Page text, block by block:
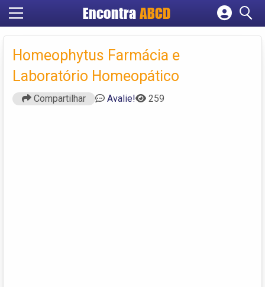
EncontraABCD
Cadastrar empresa
Criar conta
Homeophytus Farmácia e
Laboratório Homeopático
Compartilhar Avalie! 259